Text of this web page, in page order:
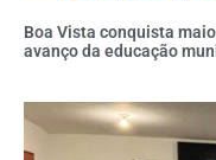
Boa Vista conquista
avanço da educação